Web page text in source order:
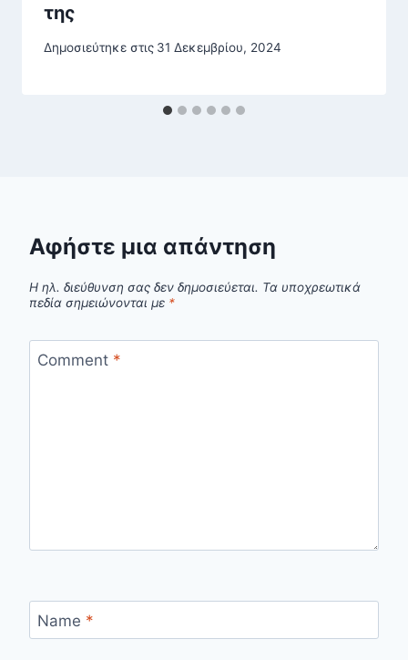
της
Δημοσιεύτηκε στις 31 Δεκεμβρίου, 2024
Αφήστε μια απάντηση
Η ηλ. διεύθυνση σας δεν δημοσιεύεται. Τα υποχρεωτικά
πεδία σημειώνονται με *
Comment *
Name *